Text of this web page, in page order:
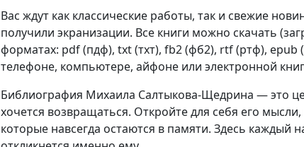
Вас ждут как классические работы, так и свежие
получили экранизации. Все книги можно скачать
форматах: pdf (пдф), txt (тхт), fb2 (фб2), rtf (ртф), epub
телефоне, компьютере, айфоне или электронной
Библиография Михаила Салтыкова-Щедрина — это
хочется возвращаться. Откройте для себя его
которые навсегда остаются в памяти. Здесь каждый